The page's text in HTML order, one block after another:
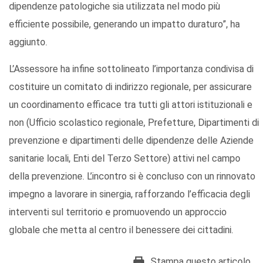
dipendenze patologiche sia utilizzata nel modo più
efficiente possibile, generando un impatto duraturo”, ha
aggiunto.
L’Assessore ha infine sottolineato l’importanza condivisa di
costituire un comitato di indirizzo regionale, per assicurare
un coordinamento efficace tra tutti gli attori istituzionali e
non (Ufficio scolastico regionale, Prefetture, Dipartimenti di
prevenzione e dipartimenti delle dipendenze delle Aziende
sanitarie locali, Enti del Terzo Settore) attivi nel campo
della prevenzione. L’incontro si è concluso con un rinnovato
impegno a lavorare in sinergia, rafforzando l’efficacia degli
interventi sul territorio e promuovendo un approccio
globale che metta al centro il benessere dei cittadini.